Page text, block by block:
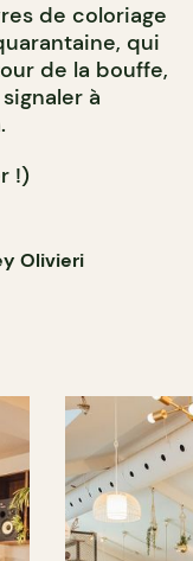
de coloriage
qui
de la bouffe,
à
.
!)
Olivieri